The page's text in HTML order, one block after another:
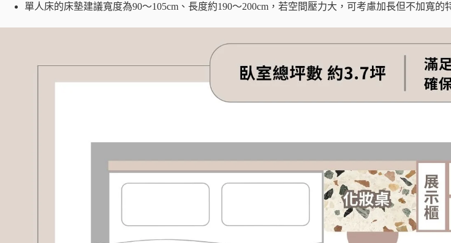
單人床的床墊建議寬度為90～105cm、長度約190～200cm，若空間壓力大，可考慮加長但不加寬的